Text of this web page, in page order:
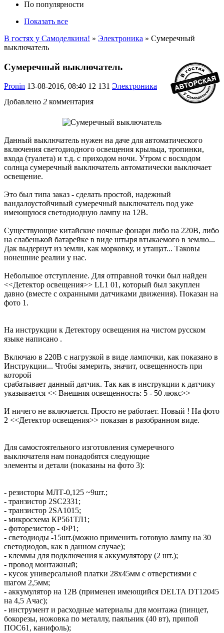
По популярности
Показать все
В гостях у Самоделкина! » Электроника » Сумеречный
выключатель
Сумеречный выключатель
Pronin 13-08-2016, 08:40 12 131 Электроника
Добавлено 2 комментария
Данный выключатель нужен на даче для автоматического
включения светодиодного освещения крыльца, тропинки,
входа (туалета) и т.д. с приходом ночи. Утром с восходом
солнца сумеречный выключатель автоматически выключает
освещение.
Это был типа заказ - сделать простой, надежный
вандалоустойчивый сумеречный выключатель под уже
имеющуюся светодиодную лампу на 12В.
Существующие китайские ночные фонари либо на 220В, либо
на слабенькой батарейке в виде штыря втыкаемого в землю...
Дак выдернут из земли, как морковку, и утащат... Таковы
нонешние реалии у нас.
Небольшое отступление. Для отправной точки был найден
<<Детектор освещения>> LL1 01, который был закуплен
давно (вместе с охранными датчиками движения). Показан на
фото 1.
На инструкции к Детектору освещения на чистом русском
языке написано .
Включаю в 220В с нагрузкой в виде лампочки, как показано в
Инструкции... Чтобы замерить, значит, освещенность при
которой
срабатывает данный датчик. Так как в инструкции к датчику
указывается << Внешняя освещенность: 5 - 50 люкс>>
И ничего не включается. Просто не работает. Новый ! На фото
2 <<Детектор освещения>> показан в разобранном виде.
Для самостоятельного изготовления сумеречного
выключателя нам понадобятся следующие
элементы и детали (показаны на фото 3):
- резисторы МЛТ-0,125 ~9шт.;
- транзистор 2SC2331;
- транзистор 2SA1015;
- микросхема КР561ТЛ1;
- фоторезистор - ФР1;
- светодиоды -15шт.(можно применить готовую лампу на 30
светодиодов, как в данном случае);
- клеммы для подключения к аккумулятору (2 шт.);
- провод монтажный;
- кусок универсальной платки 28х45мм с отверстиями с
шагом 2,5мм;
- аккумулятор на 12В (применен имеющийся DELTA DT12045
на 4,5 Ачас);
- инструмент и расходные материалы для монтажа (пинцет,
бокорезы, ножовка по металлу, паяльник (40 вт), припой
ПОС61, канифоль);